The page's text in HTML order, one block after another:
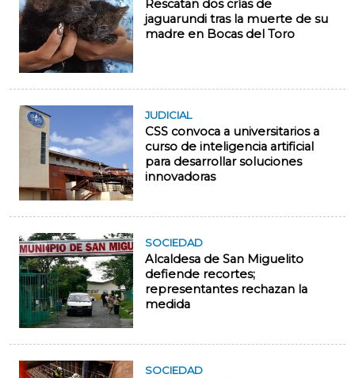
Rescatan dos crías de
jaguarundi tras la muerte de su
madre en Bocas del Toro
JUDICIAL
CSS convoca a universitarios a
curso de inteligencia artificial
para desarrollar soluciones
innovadoras
SOCIEDAD
Alcaldesa de San Miguelito
defiende recortes;
representantes rechazan la
medida
SOCIEDAD